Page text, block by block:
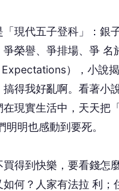
代五子登科」：銀
榮譽、爭排場、爭
），小說
得我好亂啊。看著小
現實生活中，天天把
明也感動到要死。
到快樂，要看錢怎
何？人家有法拉 利